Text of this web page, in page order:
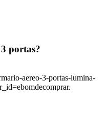
portas?
aereo-3-portas-lumina-